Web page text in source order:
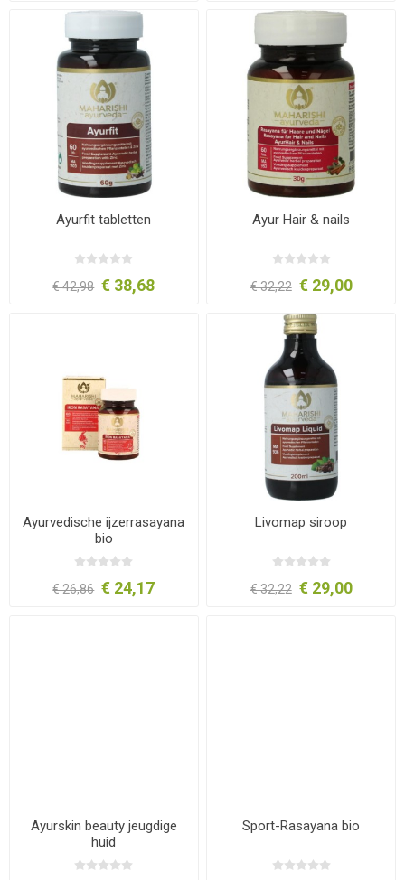
Ayurfit tabletten
€ 42,98 € 38,68
Ayur Hair & nails
€ 32,22 € 29,00
Ayurvedische ijzerrasayana
bio
€ 26,86 € 24,17
Livomap siroop
€ 32,22 € 29,00
Ayurskin beauty jeugdige
huid
Sport-Rasayana bio